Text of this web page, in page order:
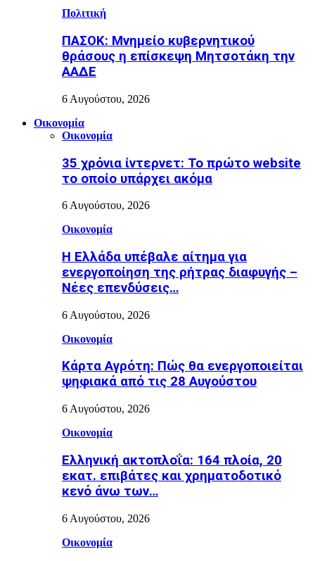
Πολιτική
ΠΑΣΟΚ: Μνημείο κυβερνητικού
θράσους η επίσκεψη Μητσοτάκη την
ΑΑΔΕ
6 Αυγούστου, 2026
Οικονομία
Οικονομία
35 χρόνια ίντερνετ: Το πρώτο website
το οποίο υπάρχει ακόμα
6 Αυγούστου, 2026
Οικονομία
Η Ελλάδα υπέβαλε αίτημα για
ενεργοποίηση της ρήτρας διαφυγής –
Νέες επενδύσεις…
6 Αυγούστου, 2026
Οικονομία
Κάρτα Αγρότη: Πώς θα ενεργοποιείται
ψηφιακά από τις 28 Αυγούστου
6 Αυγούστου, 2026
Οικονομία
Ελληνική ακτοπλοΐα: 164 πλοία, 20
εκατ. επιβάτες και χρηματοδοτικό
κενό άνω των…
6 Αυγούστου, 2026
Οικονομία